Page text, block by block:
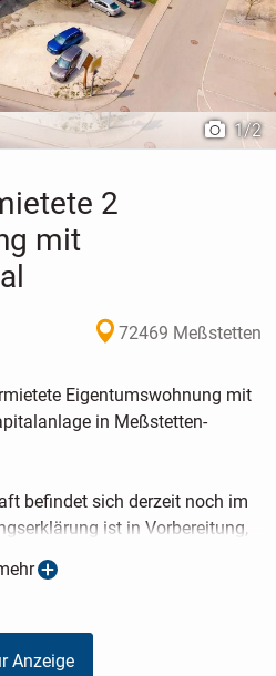
1/2
2
mit
72469 Meßstetten
Eigentumswohnung mit
in Meßstetten-
befindet sich derzeit noch im
ist in Vorbereitung,
des Baurechtsamtes
wird die Heiz- und
auf eine Pellet-Anlage
Anzeige